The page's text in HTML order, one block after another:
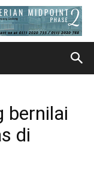
bernilai
di